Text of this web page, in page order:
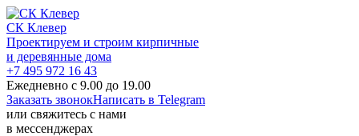
СК Клевер
Проектируем и строим кирпичные
и деревянные дома
+7 495 972 16 43
Ежедневно с 9.00 до 19.00
Заказать звонокНаписать в Telegram
или свяжитесь с нами
в мессенджерах